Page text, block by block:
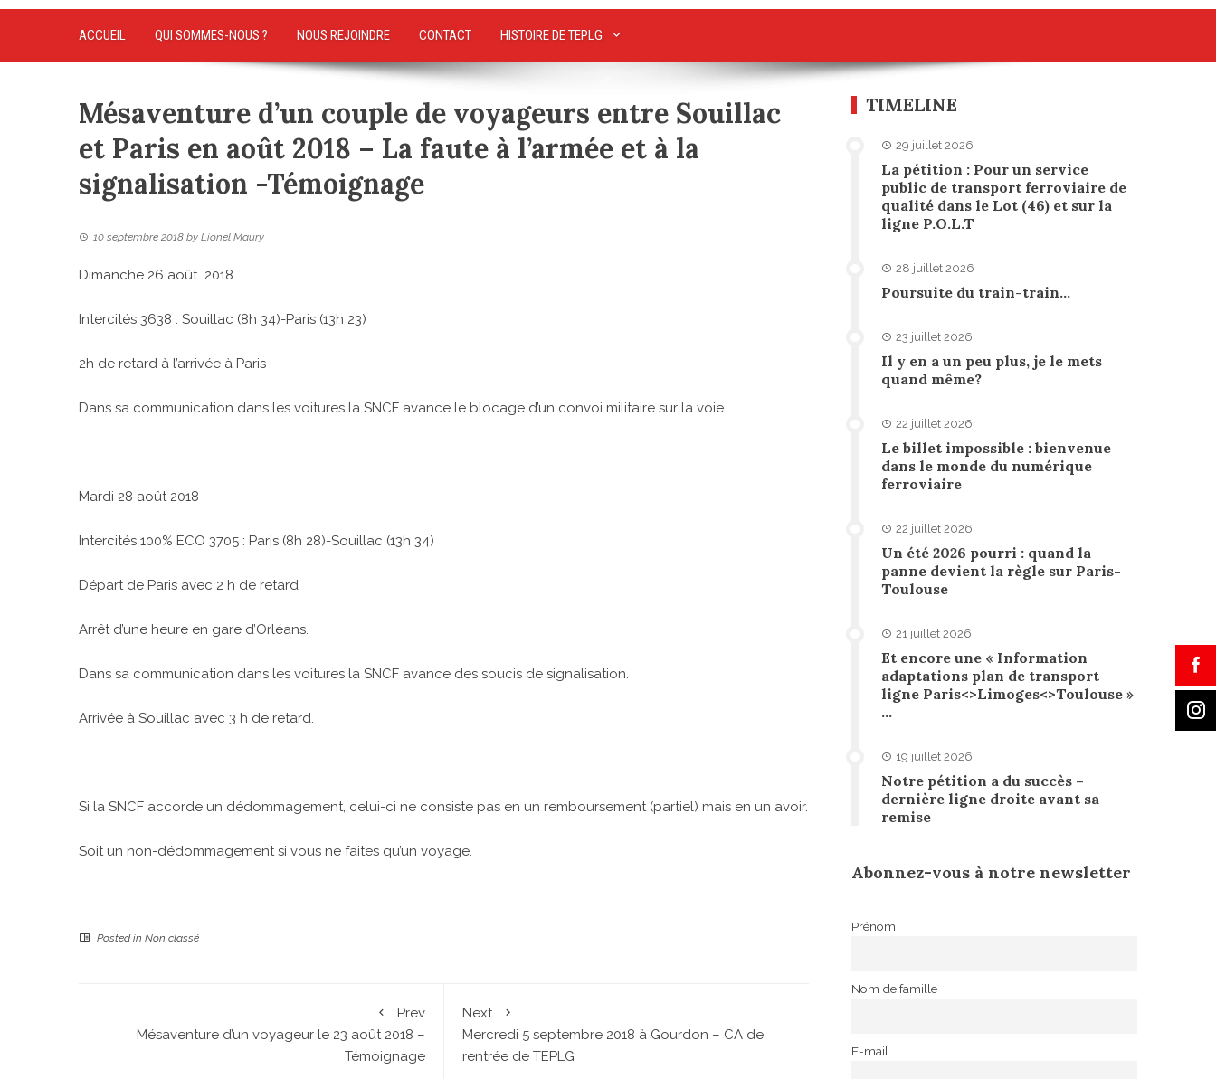
ACCUEIL QUI SOMMES-NOUS ? NOUS REJOINDRE CONTACT HISTOIRE DE TEPLG
Mésaventure d’un couple de voyageurs entre Souillac
et Paris en août 2018 – La faute à l’armée et à la
signalisation -Témoignage
10 septembre 2018 by Lionel Maury
Dimanche 26 août 2018
Intercités 3638 : Souillac (8h 34)-Paris (13h 23)
2h de retard à l’arrivée à Paris
Dans sa communication dans les voitures la SNCF avance le blocage d’un convoi militaire sur la voie.
Mardi 28 août 2018
Intercités 100% ECO 3705 : Paris (8h 28)-Souillac (13h 34)
Départ de Paris avec 2 h de retard
Arrêt d’une heure en gare d’Orléans.
Dans sa communication dans les voitures la SNCF avance des soucis de signalisation.
Arrivée à Souillac avec 3 h de retard.
Si la SNCF accorde un dédommagement, celui-ci ne consiste pas en un remboursement (partiel) mais en un avoir.
Soit un non-dédommagement si vous ne faites qu’un voyage.
Posted in Non classé
Prev
Mésaventure d’un voyageur le 23 août 2018 –
Témoignage
Next
Mercredi 5 septembre 2018 à Gourdon – CA de
rentrée de TEPLG
TIMELINE
29 juillet 2026
La pétition : Pour un service
public de transport ferroviaire de
qualité dans le Lot (46) et sur la
ligne P.O.L.T
28 juillet 2026
Poursuite du train-train…
23 juillet 2026
Il y en a un peu plus, je le mets
quand même?
22 juillet 2026
Le billet impossible : bienvenue
dans le monde du numérique
ferroviaire
22 juillet 2026
Un été 2026 pourri : quand la
panne devient la règle sur Paris-
Toulouse
21 juillet 2026
Et encore une « Information
adaptations plan de transport
ligne Paris<>Limoges<>Toulouse »
…
19 juillet 2026
Notre pétition a du succès –
dernière ligne droite avant sa
remise
Abonnez-vous à notre newsletter
Prénom
Nom de famille
E-mail